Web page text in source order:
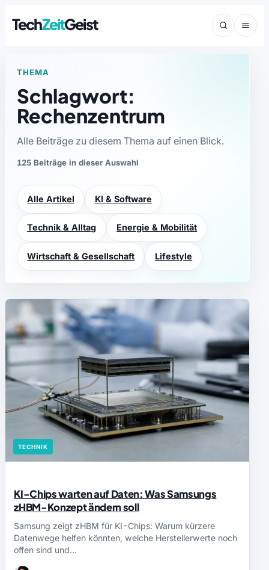
TechZeitGeist
THEMA
Schlagwort:
Rechenzentrum
Alle Beiträge zu diesem Thema auf einen Blick.
125 Beiträge in dieser Auswahl
Alle Artikel KI & Software
Technik & Alltag Energie & Mobilität
Wirtschaft & Gesellschaft Lifestyle
TECHNIK
KI-Chips warten auf Daten: Was Samsungs
zHBM-Konzept ändern soll
Samsung zeigt zHBM für KI-Chips: Warum kürzere
Datenwege helfen könnten, welche Herstellerwerte noch
offen sind und…